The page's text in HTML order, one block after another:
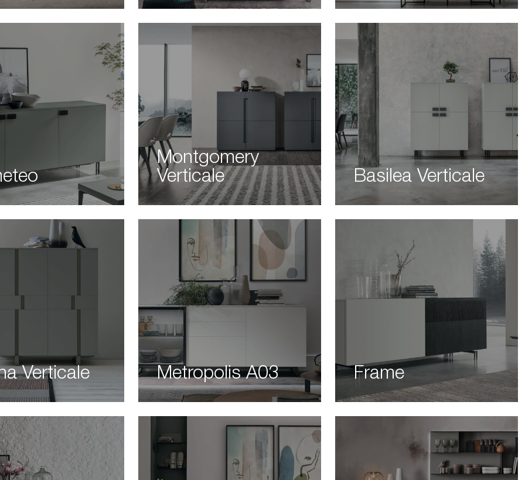
Montgomery
Verticale
Basilea Verticale
Verticale Metropolis A03 Frame